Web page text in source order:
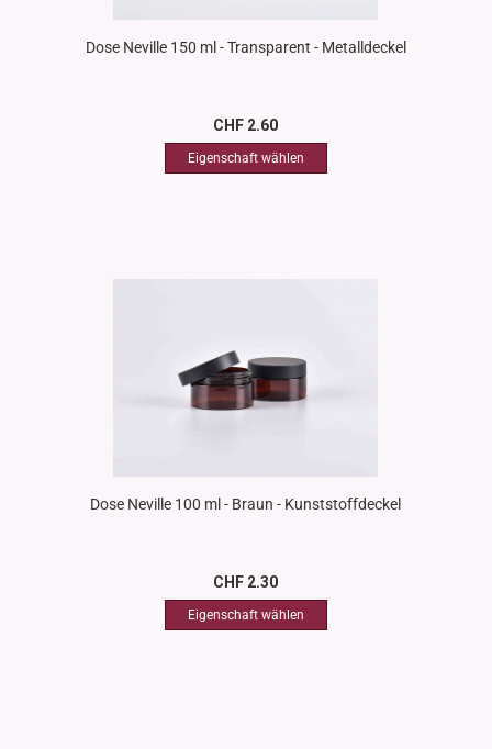
Dose Neville 150 ml - Transparent - Metalldeckel
CHF 2.60
Dose Neville 100 ml - Braun - Kunststoffdeckel
CHF 2.30